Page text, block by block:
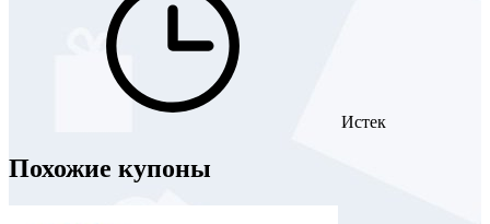
Истек
Похожие купоны